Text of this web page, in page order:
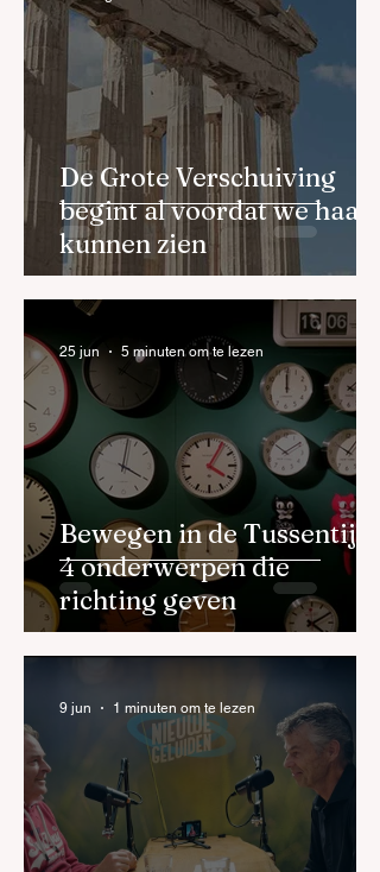
verandering kan
niet zonder
persoonlijke
ontwikkeling
De Grote Verschuiving
begint al voordat we haar
kunnen zien
Bewegen in de Tussentijd:
4 onderwerpen die
richting geven
25 jun 5 minuten om te lezen
9 jun 1 minuten om te lezen